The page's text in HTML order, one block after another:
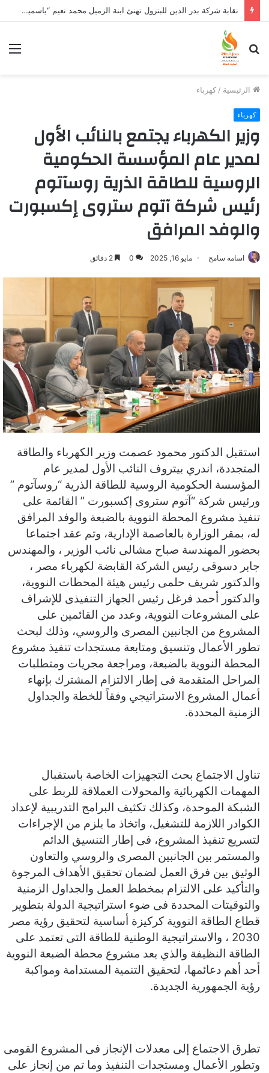
نقابة شركة بدر الدين للبترول تهنئ ابنة الزميل محمد نعيم “ياسمين” بتخرجها وتفوقها
بحث
عن
الرئيسية / كهرباء
كهرباء
وزير الكهرباء يجتمع بالنائب الأول
لمدير عام المؤسسة الحكومية
الروسية للطاقة الذرية روسآتوم
رئيس شركة آتوم ستروى إكسبورت
والوفد المرافق
اسامه سامح مايو 16, 2025 0
استقبل الدكتور محمود عصمت وزير الكهرباء والطاقة
المتجددة، اندري بيتروف النائب الأول لمدير عام
المؤسسة الحكومية الروسية للطاقة الذرية “روسآتوم ”
ورئيس شركة “آتوم ستروى إكسبورت ” القائمة على
تنفيذ مشروع المحطة النووية بالضبعة والوفد المرافق
له، بمقر الوزارة بالعاصمة الإدارية، وتم عقد اجتماعا
بحضور المهندسة صباح مشالى نائب الوزير ، والمهندس
جابر دسوقى رئيس الشركة القابضة لكهرباء مصر ،
والدكتور شريف حلمى رئيس هيئة المحطات النووية،
والدكتور أحمد فرغل رئيس الجهاز التنفيذى للإشراف
على المشروعات النووية، وعدد من القائمين على
المشروع من الجانبين المصرى والروسي، وذلك لبحث
تطور الأعمال وتنسيق ومتابعة مستجدات تنفيذ مشروع
المحطة النووية بالضبعة، ومراجعة مجريات ومتطلبات
المراحل المتقدمة فى إطار الالتزام المشترك بإنهاء
أعمال المشروع الاستراتيجي وفقاً للخطة والجداول
الزمنية المحددة.
تناول الاجتماع بحث التجهيزات الخاصة باستقبال
المهمات الكهربائية والمحولات العملاقة للربط على
الشبكة الموحدة، وكذلك تكثيف البرامج التدريبية لإعداد
الكوادر اللازمة للتشغيل، واتخاذ ما يلزم من الإجراءات
لتسريع تنفيذ المشروع، فى إطار التنسيق الدائم
والمستمر بين الجانبين المصرى والروسي والتعاون
الوثيق بين فرق العمل لضمان تحقيق الأهداف المرجوة
والتأكيد على الالتزام بمخطط العمل والجداول الزمنية
والتوقيتات المحددة فى ضوء استراتيجية الدولة بتطوير
قطاع الطاقة النووية كركيزة أساسية لتحقيق رؤية مصر
2030 ، والاستراتيجية الوطنية للطاقة التى تعتمد على
الطاقة النظيفة والذي يعد مشروع محطة الضبعة النووية
أحد أهم دعائمها، لتحقيق التنمية المستدامة ومواكبة
رؤية الجمهورية الجديدة.
تطرق الاجتماع إلى معدلات الإنجاز فى المشروع القومى
وتطور الأعمال ومستجدات التنفيذ وما تم من إنجاز على